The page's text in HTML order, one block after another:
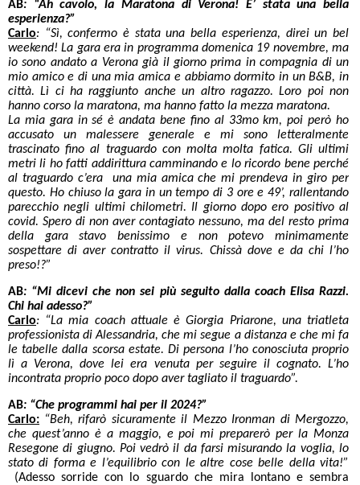
AB:
“Ah cavolo, la Maratona di Verona! E’ stata una bella
esperienza?”
Carlo: “Sì, confermo è stata una bella esperienza, direi un bel
weekend! La gara era in programma domenica 19 novembre, ma
io sono andato a Verona già il giorno prima in compagnia di un
mio amico e di una mia amica e abbiamo dormito in un B&B, in
città. Lì ci ha raggiunto anche un altro ragazzo. Loro poi non
hanno corso la maratona, ma hanno fatto la mezza maratona.
La mia gara in sé è andata bene fino al 33mo km, poi però ho
accusato un malessere generale e mi sono letteralmente
trascinato fino al traguardo con molta molta fatica. Gli ultimi
metri li ho fatti addirittura camminando e lo ricordo bene perché
al traguardo c’era una mia amica che mi prendeva in giro per
questo. Ho chiuso la gara in un tempo di 3 ore e 49’, rallentando
parecchio negli ultimi chilometri. Il giorno dopo ero positivo al
covid. Spero di non aver contagiato nessuno, ma del resto prima
della gara stavo benissimo e non potevo minimamente
sospettare di aver contratto il virus. Chissà dove e da chi l’ho
preso!?”
AB: “Mi dicevi che non sei più seguito dalla coach Elisa Razzi.
Chi hai adesso?”
Carlo: “La mia coach attuale è Giorgia Priarone, una triatleta
professionista di Alessandria, che mi segue a distanza e che mi fa
le tabelle dalla scorsa estate. Di persona l’ho conosciuta proprio
lì a Verona, dove lei era venuta per seguire il cognato. L’ho
incontrata proprio poco dopo aver tagliato il traguardo”.
AB: “Che programmi hai per il 2024?”
Carlo: “Beh, rifarò sicuramente il Mezzo Ironman di Mergozzo,
che quest’anno è a maggio, e poi mi preparerò per la Monza
Resegone di giugno. Poi vedrò il da farsi misurando la voglia, lo
stato di forma e l’equilibrio con le altre cose belle della vita!”
(Adesso sorride con lo sguardo che mira lontano e sembra